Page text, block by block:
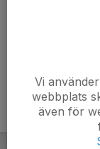
Vi
webbplats
även för